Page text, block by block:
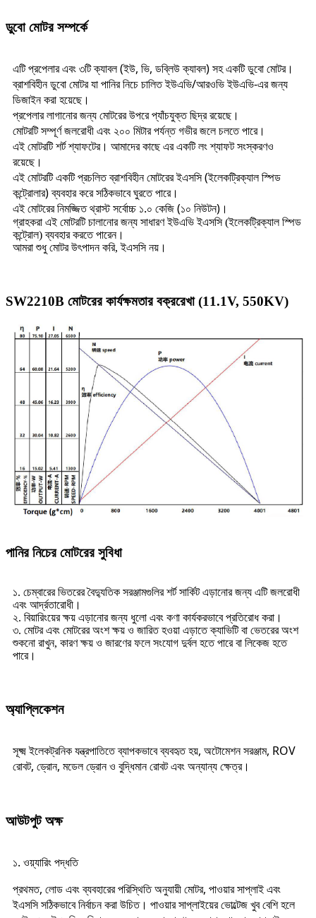
ডুবো মোটর সম্পর্কে
এটি প্রপেলার এবং ৩টি ক্যাবল (ইউ, ভি, ডব্লিউ ক্যাবল) সহ একটি ডুবো মোটর।
ব্রাশবিহীন ডুবো মোটর যা পানির নিচে চালিত ইউএভি/আরওভি ইউএভি-এর জন্য
ডিজাইন করা হয়েছে।
প্রপেলার লাগানোর জন্য মোটরের উপরে প্যাঁচযুক্ত ছিদ্র রয়েছে।
মোটরটি সম্পূর্ণ জলরোধী এবং ২০০ মিটার পর্যন্ত গভীর জলে চলতে পারে।
এই মোটরটি শর্ট শ্যাফটের। আমাদের কাছে এর একটি লং শ্যাফট সংস্করণও
রয়েছে।
এই মোটরটি একটি প্রচলিত ব্রাশবিহীন মোটরের ইএসসি (ইলেকট্রিক্যাল স্পিড
কন্ট্রোলার) ব্যবহার করে সঠিকভাবে ঘুরতে পারে।
এই মোটরের নিমজ্জিত থ্রাস্ট সর্বোচ্চ ১.০ কেজি (১০ নিউটন)।
গ্রাহকরা এই মোটরটি চালানোর জন্য সাধারণ ইউএভি ইএসসি (ইলেকট্রিক্যাল স্পিড
কন্ট্রোল) ব্যবহার করতে পারেন।
আমরা শুধু মোটর উৎপাদন করি, ইএসসি নয়।
SW2210B মোটরের কার্যক্ষমতার বক্ররেখা (11.1V, 550KV)
পানির নিচের মোটরের সুবিধা
১. চেম্বারের ভিতরের বৈদ্যুতিক সরঞ্জামগুলির শর্ট সার্কিট এড়ানোর জন্য এটি জলরোধী
এবং আর্দ্রতারোধী।
২. বিয়ারিংয়ের ক্ষয় এড়ানোর জন্য ধুলো এবং কণা কার্যকরভাবে প্রতিরোধ করা।
৩. মোটর এবং মোটরের অংশ ক্ষয় ও জারিত হওয়া এড়াতে ক্যাভিটি বা ভেতরের অংশ
শুকনো রাখুন, কারণ ক্ষয় ও জারণের ফলে সংযোগ দুর্বল হতে পারে বা লিকেজ হতে
পারে।
অ্যাপ্লিকেশন
সূক্ষ্ম ইলেকট্রনিক যন্ত্রপাতিতে ব্যাপকভাবে ব্যবহৃত হয়, অটোমেশন সরঞ্জাম, ROV
রোবট, ড্রোন, মডেল ড্রোন ও বুদ্ধিমান রোবট এবং অন্যান্য ক্ষেত্র।
আউটপুট অক্ষ
১. ওয়্যারিং পদ্ধতি
প্রথমত, লোড এবং ব্যবহারের পরিস্থিতি অনুযায়ী মোটর, পাওয়ার সাপ্লাই এবং
ইএসসি সঠিকভাবে নির্বাচন করা উচিত। পাওয়ার সাপ্লাইয়ের ভোল্টেজ খুব বেশি হলে